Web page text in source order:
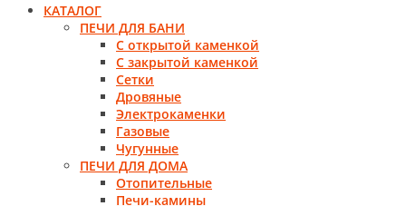
КАТАЛОГ
ПЕЧИ ДЛЯ БАНИ
С открытой каменкой
С закрытой каменкой
Сетки
Дровяные
Электрокаменки
Газовые
Чугунные
ПЕЧИ ДЛЯ ДОМА
Отопительные
Печи-камины